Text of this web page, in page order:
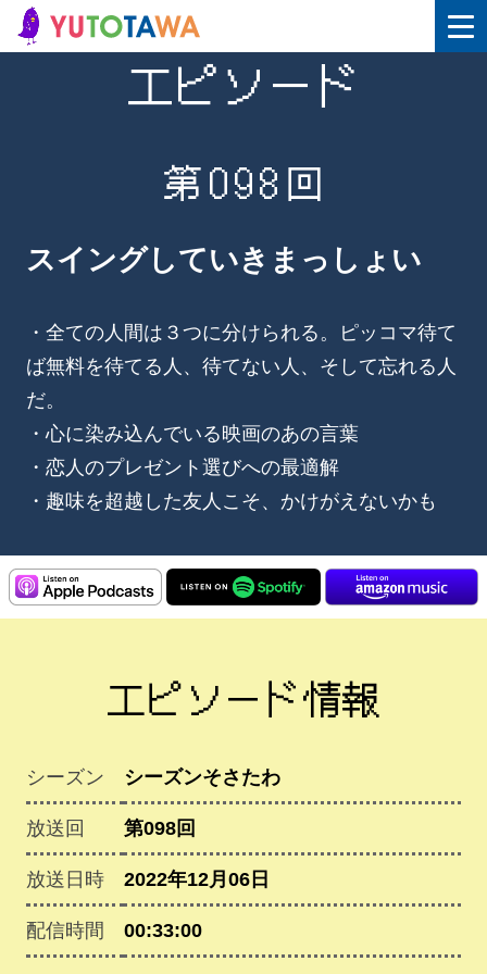
エピソード
第098回
スイングしていきまっしょい
・全ての人間は３つに分けられる。ピッコマ待て
ば無料を待てる人、待てない人、そして忘れる人
だ。
・心に染み込んでいる映画のあの言葉
・恋人のプレゼント選びへの最適解
・趣味を超越した友人こそ、かけがえないかも
エピソード情報
シーズン シーズンそさたわ
放送回 第098回
放送日時 2022年12月06日
配信時間 00:33:00